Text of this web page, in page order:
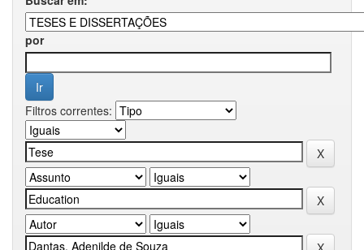
por
Filtros correntes: